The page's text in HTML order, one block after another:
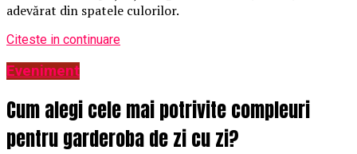
adevărat din spatele culorilor.
Citeste in continuare
Eveniment
Cum alegi cele mai potrivite compleuri
pentru garderoba de zi cu zi?